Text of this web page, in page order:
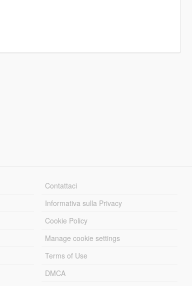
Contattaci
Informativa sulla Privacy
Cookie Policy
Manage cookie settings
Terms of Use
DMCA